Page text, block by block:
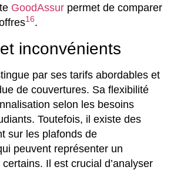
GoodAssur permet de comparer
16.
inconvénients
par ses tarifs abordables et
de couvertures. Sa flexibilité
selon les besoins
Toutefois, il existe des
sur les plafonds de
peuvent représenter un
Il est crucial d’analyser